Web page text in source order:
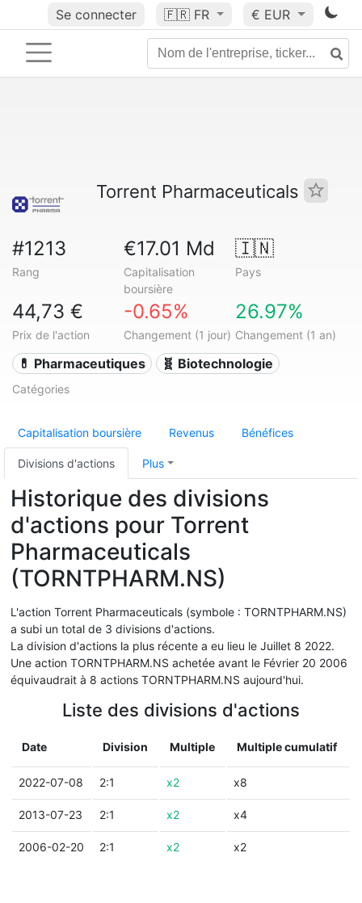
Se connecter 🇫🇷 FR € EUR
Torrent Pharmaceuticals
#1213
Rang
€17.01 Md
Capitalisation
boursière
🇮🇳
Pays
44,73 €
Prix de l'action
-0.65%
Changement (1 jour)
26.97%
Changement (1 an)
💊 Pharmaceutiques 🧬 Biotechnologie
Catégories
Capitalisation boursière Revenus Bénéfices
Divisions d'actions Plus
Historique des divisions
d'actions pour Torrent
Pharmaceuticals
(TORNTPHARM.NS)
L'action Torrent Pharmaceuticals (symbole : TORNTPHARM.NS)
a subi un total de 3 divisions d'actions.
La division d'actions la plus récente a eu lieu le Juillet 8 2022.
Une action TORNTPHARM.NS achetée avant le Février 20 2006
équivaudrait à 8 actions TORNTPHARM.NS aujourd'hui.
Liste des divisions d'actions
Date Division Multiple Multiple cumulatif
2022-07-08 2:1 x2 x8
2013-07-23 2:1 x2 x4
2006-02-20 2:1 x2 x2